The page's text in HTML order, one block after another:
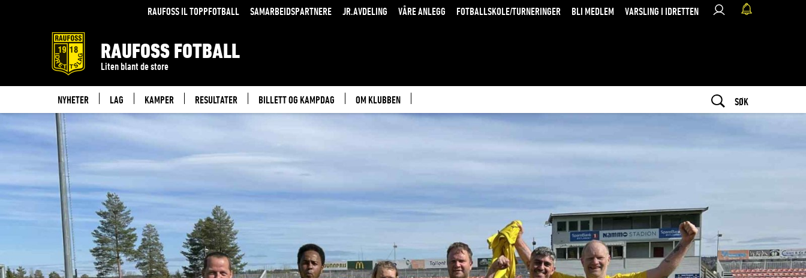
RAUFOSS IL TOPPFOTBALL SAMARBEIDSPARTNERE JR.AVDELING VÅRE ANLEGG FOTBALLSKOLE/TURNERINGER BLI MEDLEM VARSLING I IDRETTEN
RAUFOSS FOTBALL
Liten blant de store
NYHETER LAG KAMPER RESULTATER BILLETT OG KAMPDAG OM KLUBBEN SØK